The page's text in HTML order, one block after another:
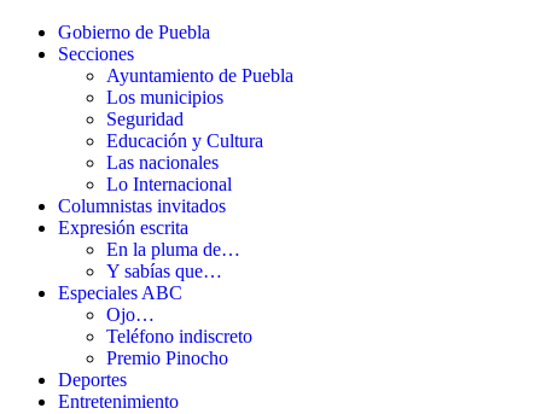
Gobierno de Puebla
Secciones
Ayuntamiento de Puebla
Los municipios
Seguridad
Educación y Cultura
Las nacionales
Lo Internacional
Columnistas invitados
Expresión escrita
En la pluma de…
Y sabías que…
Especiales ABC
Ojo…
Teléfono indiscreto
Premio Pinocho
Deportes
Entretenimiento